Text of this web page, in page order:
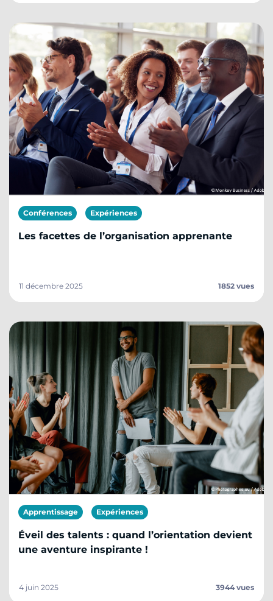
Conférences Expériences
Les facettes de l’organisation apprenante
11 décembre 2025 1852 vues
Apprentissage Expériences
Éveil des talents : quand l’orientation devient
une aventure inspirante !
4 juin 2025 3944 vues